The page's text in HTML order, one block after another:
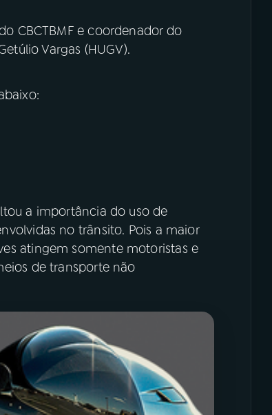
CBCTBMF e coordenador do
Vargas (HUGV).
a importância do uso de
no trânsito. Pois a maior
atingem somente motoristas e
de transporte não